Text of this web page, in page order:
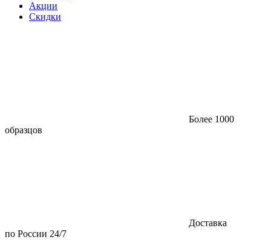
Акции
Скидки
Более 1000
образцов
Доставка
по России 24/7